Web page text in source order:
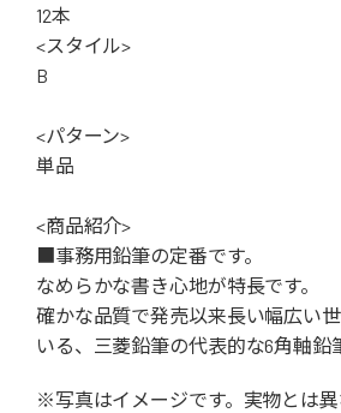
12本
<スタイル>
B
<パターン>
単品
<商品紹介>
■事務用鉛筆の定番です。
なめらかな書き心地が特長です。
確かな品質で発売以来長い幅広い
いる、三菱鉛筆の代表的な6角軸鉛
※写真はイメージです。実物とは